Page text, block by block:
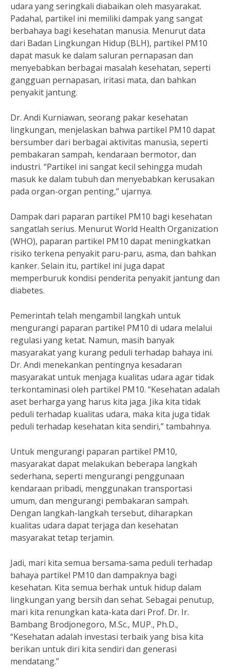
udara yang seringkali diabaikan oleh masyarakat.
Padahal, partikel ini memiliki dampak yang sangat
berbahaya bagi kesehatan manusia. Menurut data
dari Badan Lingkungan Hidup (BLH), partikel PM10
dapat masuk ke dalam saluran pernapasan dan
menyebabkan berbagai masalah kesehatan, seperti
gangguan pernapasan, iritasi mata, dan bahkan
penyakit jantung.
Dr. Andi Kurniawan, seorang pakar kesehatan
lingkungan, menjelaskan bahwa partikel PM10 dapat
bersumber dari berbagai aktivitas manusia, seperti
pembakaran sampah, kendaraan bermotor, dan
industri. “Partikel ini sangat kecil sehingga mudah
masuk ke dalam tubuh dan menyebabkan kerusakan
pada organ-organ penting,” ujarnya.
Dampak dari paparan partikel PM10 bagi kesehatan
sangatlah serius. Menurut World Health Organization
(WHO), paparan partikel PM10 dapat meningkatkan
risiko terkena penyakit paru-paru, asma, dan bahkan
kanker. Selain itu, partikel ini juga dapat
memperburuk kondisi penderita penyakit jantung dan
diabetes.
Pemerintah telah mengambil langkah untuk
mengurangi paparan partikel PM10 di udara melalui
regulasi yang ketat. Namun, masih banyak
masyarakat yang kurang peduli terhadap bahaya ini.
Dr. Andi menekankan pentingnya kesadaran
masyarakat untuk menjaga kualitas udara agar tidak
terkontaminasi oleh partikel PM10. “Kesehatan adalah
aset berharga yang harus kita jaga. Jika kita tidak
peduli terhadap kualitas udara, maka kita juga tidak
peduli terhadap kesehatan kita sendiri,” tambahnya.
Untuk mengurangi paparan partikel PM10,
masyarakat dapat melakukan beberapa langkah
sederhana, seperti mengurangi penggunaan
kendaraan pribadi, menggunakan transportasi
umum, dan mengurangi pembakaran sampah.
Dengan langkah-langkah tersebut, diharapkan
kualitas udara dapat terjaga dan kesehatan
masyarakat tetap terjamin.
Jadi, mari kita semua bersama-sama peduli terhadap
bahaya partikel PM10 dan dampaknya bagi
kesehatan. Kita semua berhak untuk hidup dalam
lingkungan yang bersih dan sehat. Sebagai penutup,
mari kita renungkan kata-kata dari Prof. Dr. Ir.
Bambang Brodjonegoro, M.Sc., MUP., Ph.D.,
“Kesehatan adalah investasi terbaik yang bisa kita
berikan untuk diri kita sendiri dan generasi
mendatang.”